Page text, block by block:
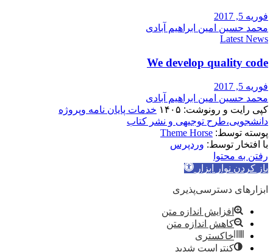
فوریه 5, 2017
محمد حسین امین ابراهیم آبادی
Latest News
We develop quality code
فوریه 5, 2017
محمد حسین امین ابراهیم آبادی
کپی رایت و رونوشت: ۱۴۰۵
خدمات پایان نامه وپروژه
دانشجویی،طرح توجیهی و نشر کتاب
پوسته توسط: Theme Horse
با افتخار توسط: وردپرس
رفتن به محتوا
باز کردن نوار ابزار
ابزارهای دسترسی‌پذیری
افزایش اندازه متن
کاهش اندازه متن
خاکستری
کنتراست شدید